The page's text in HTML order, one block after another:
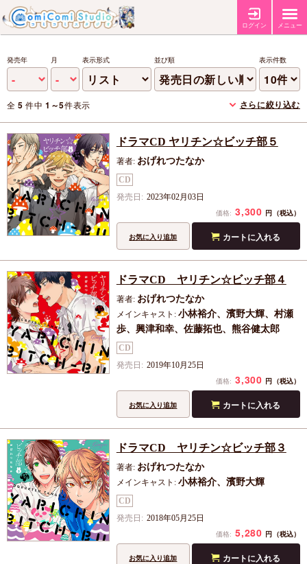
ログイン メニュー
発売年 月 表示形式 並び順 表示件数
全5 件中1～5件表示 さらに絞り込む
ドラマCD ヤリチン☆ビッチ部５
著者: おげれつたなか
CD
発売日: 2023年02月03日
価格: 3,300 円 （税込）
カートに入れる
お気に入り追加
ドラマCD ヤリチン☆ビッチ部４
著者: おげれつたなか
メインキャスト: ⼩林裕介、濱野⼤輝、村瀬
歩、興津和幸、佐藤拓也、熊⾕健太郎
CD
発売日: 2019年10月25日
価格: 3,300 円 （税込）
カートに入れる
お気に入り追加
ドラマCD ヤリチン☆ビッチ部３
著者: おげれつたなか
メインキャスト: 小林裕介、濱野大輝
CD
発売日: 2018年05月25日
価格: 5,280 円 （税込）
カートに入れる
お気に入り追加